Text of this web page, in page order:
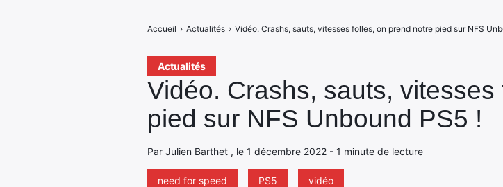
Actualités
Vidéo. Crashs, sauts,
pied sur NFS Unbound PS5 !
Par Julien Barthet , le 1 décembre 2022 - 1 minute de lecture
need for speed PS5 vidéo
Accueil › Actualités › Vidéo. Crashs, sauts, vitesses folles, on prend notre pied sur NFS